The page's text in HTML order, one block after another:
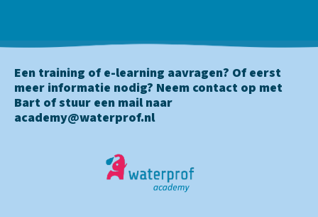
Een training of e-learning aavragen? Of eerst
meer informatie nodig? Neem contact op met
Bart of stuur een mail naar
academy@waterprof.nl